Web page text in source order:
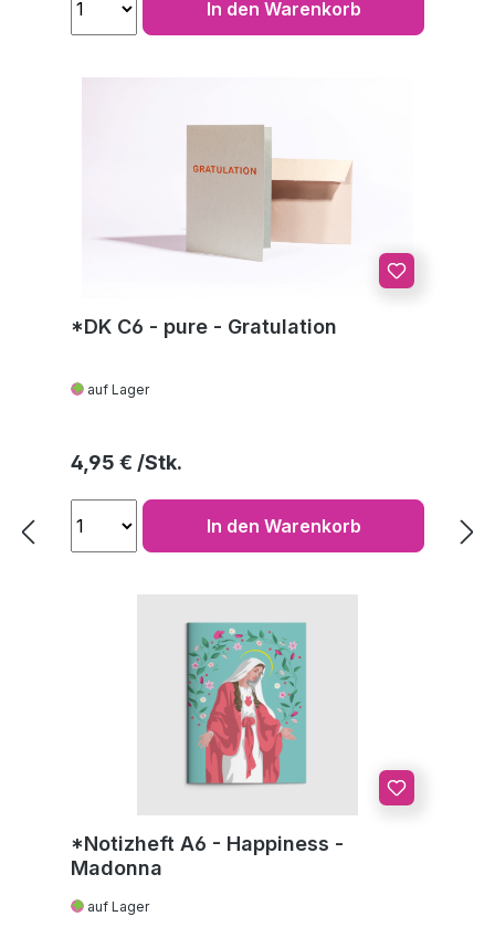
In den Warenkorb
*DK C6 - pure - Gratulation
auf Lager
Regulärer Preis:
4,95 €
In den Warenkorb
*Notizheft A6 - Happiness -
Madonna
auf Lager